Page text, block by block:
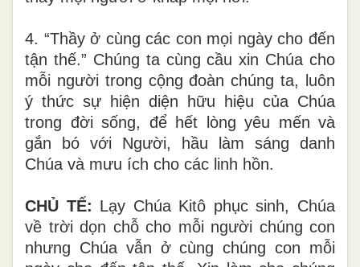
4. “Thầy ở cùng các con mọi ngày cho đến
tận thế.” Chúng ta cùng cầu xin Chúa cho
mỗi người trong cộng đoàn chúng ta, luôn
ý thức sự hiện diện hữu hiệu của Chúa
trong đời sống, để hết lòng yêu mến và
gắn bó với Người, hầu làm sáng danh
Chúa và mưu ích cho các linh hồn.
CHỦ TẾ: Lạy Chúa Kitô phục sinh, Chúa
về trời dọn chỗ cho mỗi người chúng con
nhưng Chúa vẫn ở cùng chúng con mỗi